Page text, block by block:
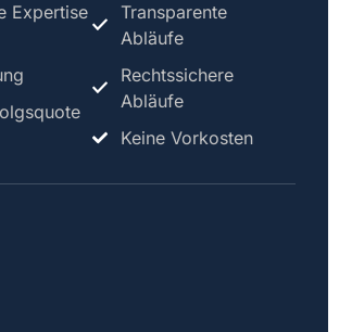
Expertise
Transparente
Abläufe
Rechtssichere
Abläufe
Keine Vorkosten​